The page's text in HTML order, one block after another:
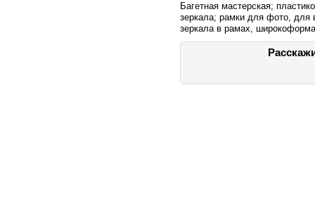
Багетная мастерская;
зеркала; рамки для фото, для
зеркала в рамах,